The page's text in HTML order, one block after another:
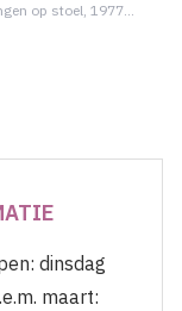
op stoel, 1977…
dinsdag
maart: